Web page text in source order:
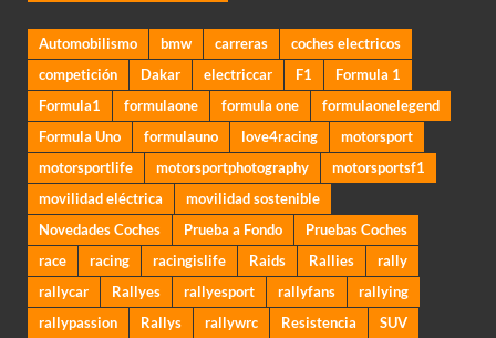
Automobilismo bmw carreras
coches electricos
competición
Dakar electriccar F1
Formula 1
Formula1
formulaone formula one
formulaonelegend
Formula Uno
formulauno love4racing
motorsport
motorsportlife
motorsportphotography
motorsportsf1
movilidad eléctrica
movilidad sostenible
Novedades Coches
Prueba a Fondo
Pruebas Coches
race
racing racingislife Raids Rallies
rally
rallycar
Rallyes rallyesport rallyfans
rallying
rallypassion
Rallys rallywrc Resistencia
SUV